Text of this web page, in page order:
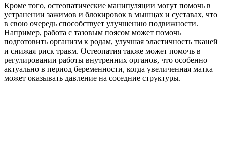
Кроме того, остеопатические манипуляции могут помочь в
устранении зажимов и блокировок в мышцах и суставах, что
в свою очередь способствует улучшению подвижности.
Например, работа с тазовым поясом может помочь
подготовить организм к родам, улучшая эластичность тканей
и снижая риск травм. Остеопатия также может помочь в
регулировании работы внутренних органов, что особенно
актуально в период беременности, когда увеличенная матка
может оказывать давление на соседние структуры.